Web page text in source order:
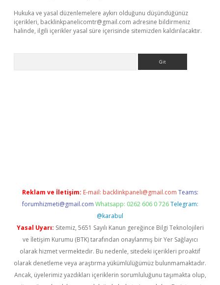
Hukuka ve yasal düzenlemelere aykırı olduğunu düşündüğünüz
içerikleri, backlinkpanelicomtr@gmail.com adresine bildirmeniz
halinde, ilgili içerikler yasal süre içerisinde sitemizden kaldırılacaktır.
Reklam ve İletişim: E-mail: backlinkpaneli@gmail.com Teams:
forumhizmeti@gmail.com Whatsapp: 0262 606 0 726 Telegram:
@karabul
Yasal Uyarı: Sitemiz, 5651 Sayılı Kanun gereğince Bilgi Teknolojileri
ve İletişim Kurumu (BTK) tarafından onaylanmış bir Yer Sağlayıcı
olarak hizmet vermektedir. Bu nedenle, sitedeki içerikleri proaktif
olarak denetleme veya araştırma yükümlülüğümüz bulunmamaktadır.
Ancak, üyelerimiz yazdıkları içeriklerin sorumluluğunu taşımakta olup,